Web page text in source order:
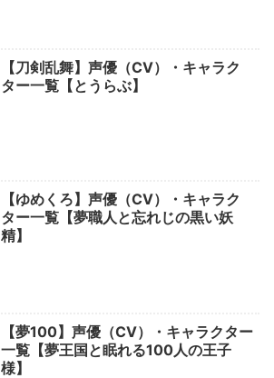
【刀剣乱舞】声優（CV）・キャラク
ター一覧【とうらぶ】
【ゆめくろ】声優（CV）・キャラク
ター一覧【夢職人と忘れじの黒い妖
精】
【夢100】声優（CV）・キャラクター
一覧【夢王国と眠れる100人の王子
様】